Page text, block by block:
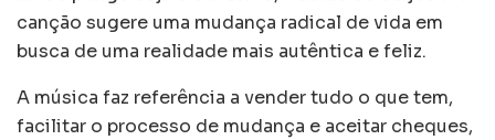
canção sugere uma mudança radical de vida em
busca de uma realidade mais autêntica e feliz.
A música faz referência a vender tudo o que tem,
facilitar o processo de mudança e aceitar cheques,